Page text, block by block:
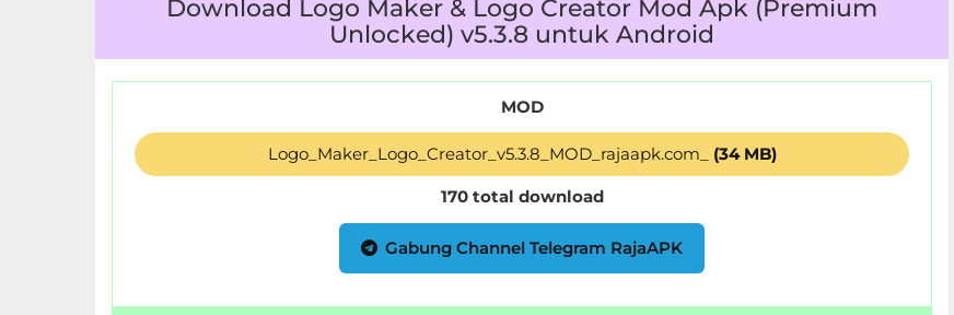
Download Logo Maker & Logo Creator Mod Apk (Premium
Unlocked) v5.3.8 untuk Android
MOD
Logo_Maker_Logo_Creator_v5.3.8_MOD_rajaapk.com_ (34 MB)
170 total download
Gabung Channel Telegram RajaAPK